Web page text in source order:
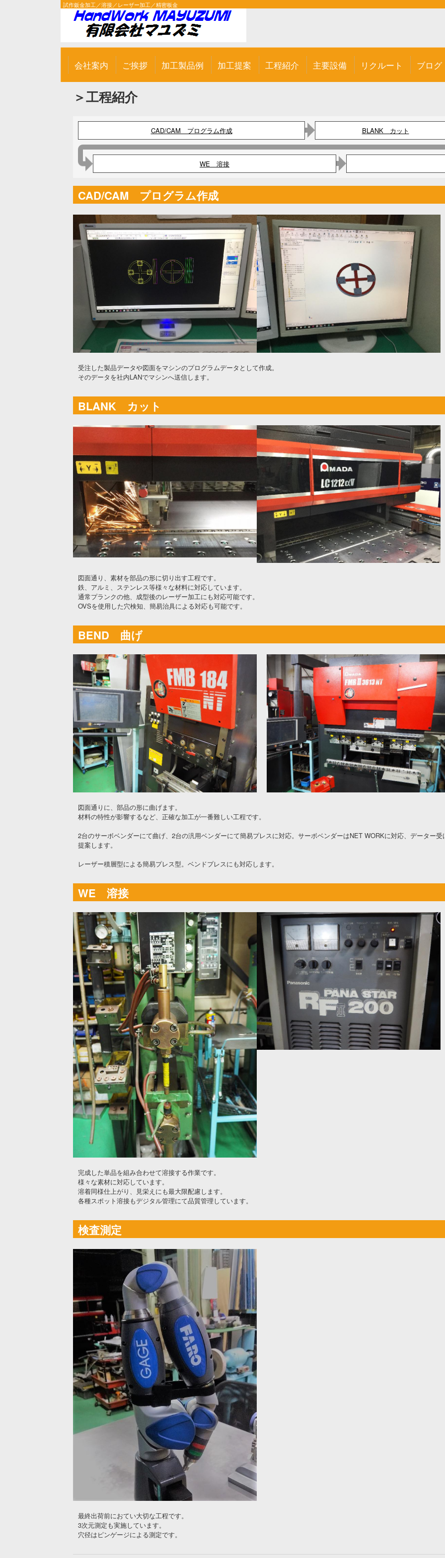
試作鈑金加工／溶接／レーザー加工／精密板金
会社案内 ご挨拶 加工製品例 加工提案 工程紹介 主要設備 リクルート ブログ
＞工程紹介
CAD/CAM プログラム作成 BLANK カット
WE 溶接
CAD/CAM プログラム作成
受注した製品データや図面をマシンのプログラムデータとして作成。
そのデータを社内LANでマシンへ送信します。
BLANK カット
図面通り、素材を部品の形に切り出す工程です。
鉄、アルミ、ステンレス等様々な材料に対応しています。
通常プランクの他、成型後のレーザー加工にも対応可能です。
OVSを使用した穴検知、簡易治具による対応も可能です。
BEND 曲げ
図面通りに、部品の形に曲げます。
材料の特性が影響するなど、正確な加工が一番難しい工程です。
2台のサーボベンダーにて曲げ、2台の汎用ベンダーにて簡易プレスに対応。サーボベンダーはNET WORKに対応、データー
提案します。
レーザー積層型による簡易プレス型。ベンドプレスにも対応します。
WE 溶接
完成した単品を組み合わせて溶接する作業です。
様々な素材に対応しています。
溶着同様仕上がり、見栄えにも最大限配慮します。
各種スポット溶接もデジタル管理にて品質管理しています。
検査測定
最終出荷前におてい大切な工程です。
3次元測定も実施しています。
穴径はピンゲージによる測定です。